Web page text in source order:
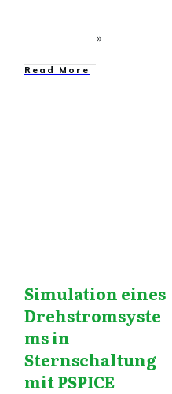
​Read More
Simulation eines
Drehstromsyste
ms in
Sternschaltung
mit PSPICE